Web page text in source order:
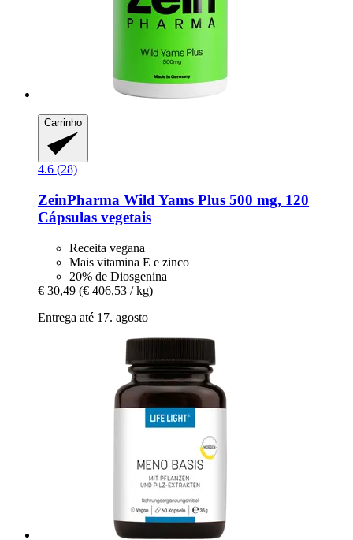
Carrinho
4.6 (28)
ZeinPharma Wild Yams Plus 500 mg, 120
Cápsulas vegetais
Receita vegana
Mais vitamina E e zinco
20% de Diosgenina
€ 30,49 (€ 406,53 / kg)
Entrega até 17. agosto